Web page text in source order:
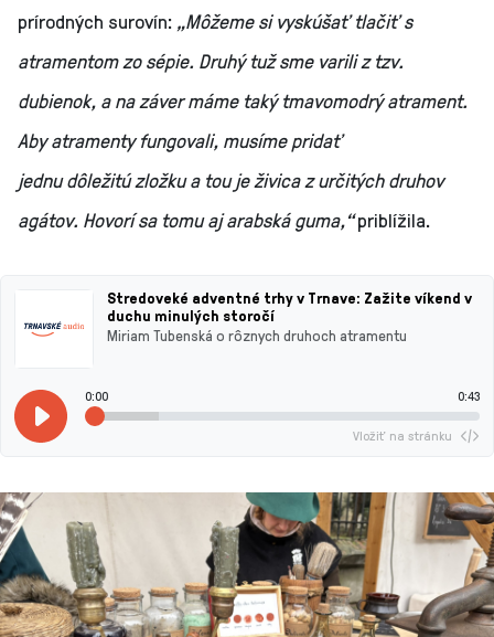
prírodných surovín: „Môžeme si vyskúšať tlačiť s
atramentom zo sépie. Druhý tuž sme varili z tzv.
dubienok, a na záver máme taký tmavomodrý atrament.
Aby atramenty fungovali, musíme pridať
jednu dôležitú zložku a tou je živica z určitých druhov
agátov. Hovorí sa tomu aj arabská guma,“priblížila.
Stredoveké adventné trhy v Trnave: Zažite víkend v
duchu minulých storočí
Miriam Tubenská o rôznych druhoch atramentu
0:00 0:43
Vložiť na stránku